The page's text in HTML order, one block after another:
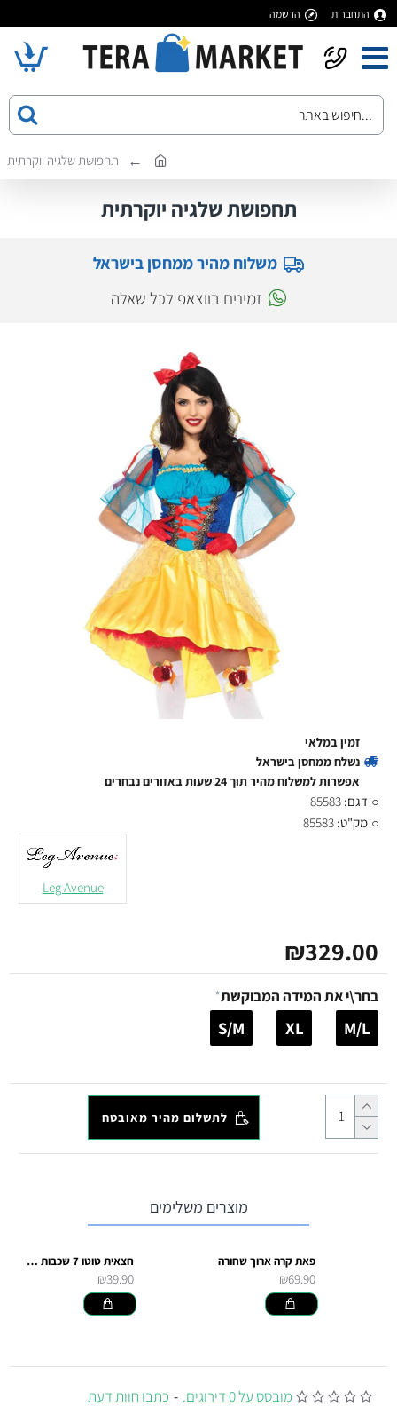
התחברות הרשמה
תחפושת שלגיה יוקרתית
תחפושת שלגיה יוקרתית
משלוח מהיר ממחסן בישראל
זמינים בווצאפ לכל שאלה
מובסס על 0 דירוגים. - כתבו חוות דעת
₪329.00
זמין במלאי
נשלח ממחסן בישראל
אפשרות למשלוח מהיר תוך 24 שעות באזורים נבחרים
דגם: 85583
מק"ט: 85583
Leg Avenue
בחר\י את המידה המבוקשת
M/L
XL
S/M
לתשלום מהיר מאובטח
מוצרים משלימים
פאת קרה ארוך שחורה
₪69.90
חצאית טוטו 7 שכבות - אדום
₪39.90